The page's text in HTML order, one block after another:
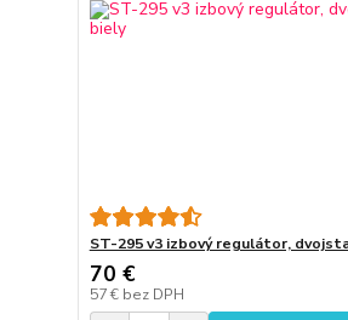
ST-295 v3 izbový regulátor,
70 €
57 € bez DPH